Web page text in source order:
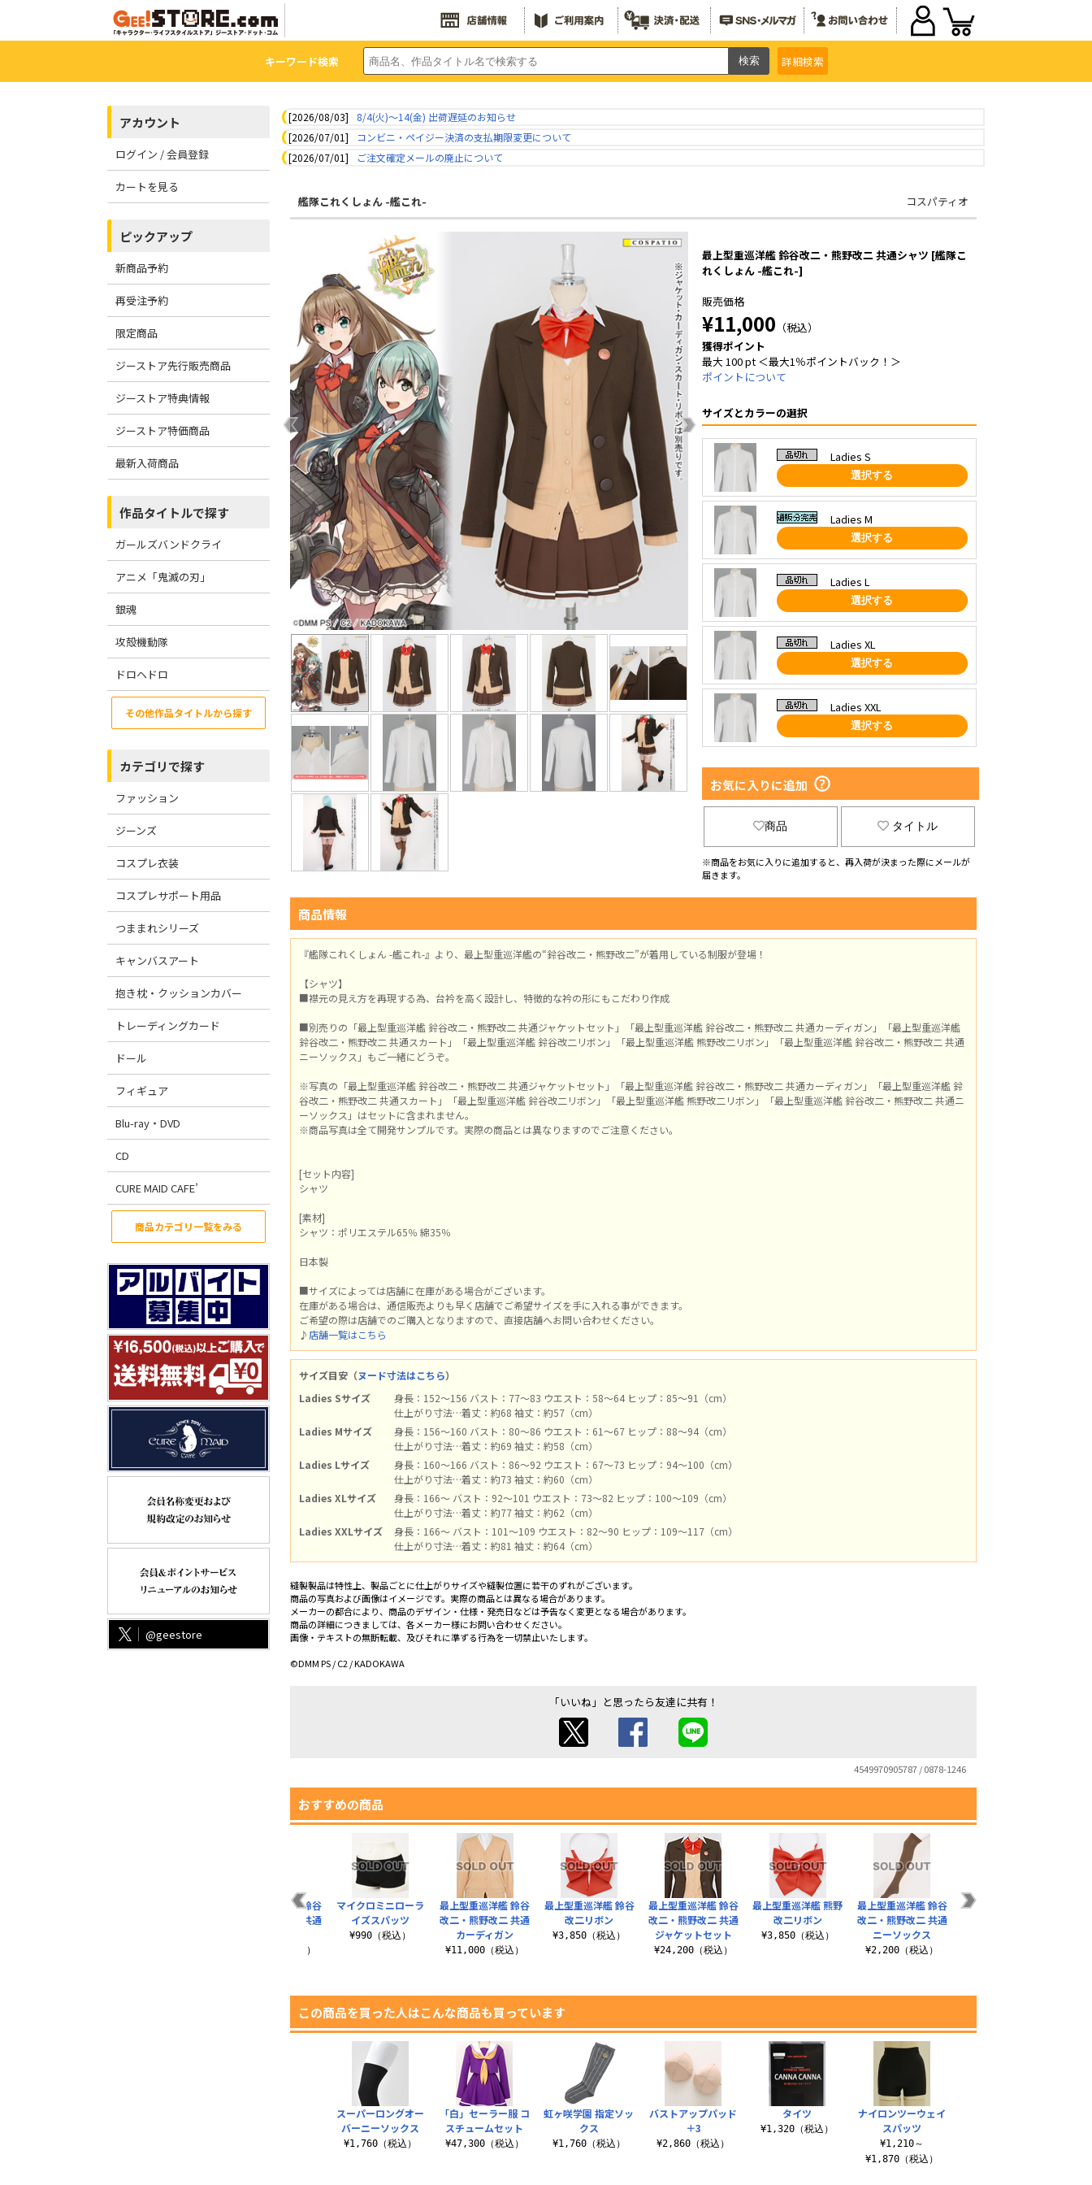
キーワード検索 詳細検索
アカウント
ログイン / 会員登録
カートを見る
ピックアップ
新商品予約
再受注予約
限定商品
ジーストア先行販売商品
ジーストア特典情報
ジーストア特価商品
最新入荷商品
作品タイトルで探す
ガールズバンドクライ
アニメ「鬼滅の刃」
銀魂
攻殻機動隊
ドロヘドロ
その他作品タイトルから探す
カテゴリで探す
ファッション
ジーンズ
コスプレ衣装
コスプレサポート用品
つままれシリーズ
キャンバスアート
抱き枕・クッションカバー
トレーディングカード
ドール
フィギュア
Blu-ray・DVD
CD
CURE MAID CAFE’
商品カテゴリ一覧をみる
@geestore
[2026/08/03]
8/4(火)～14(金) 出荷遅延のお知らせ
[2026/07/01]
コンビニ・ペイジー決済の支払期限変更について
[2026/07/01]
ご注文確定メールの廃止について
艦隊これくしょん -艦これ- コスパティオ
最上型重巡洋艦 鈴谷改二・熊野改二 共通シャツ [艦隊こ
れくしょん -艦これ-]
販売価格
¥11,000 （税込）
獲得ポイント
最大 100 pt ＜最大1％ポイントバック！＞
ポイントについて
サイズとカラーの選択
Ladies S
選択する
Ladies M
選択する
Ladies L
選択する
Ladies XL
選択する
Ladies XXL
選択する
お気に入りに追加
商品 タイトル
※商品をお気に入りに追加すると、再入荷が決まった際にメールが
届きます。
商品情報
『艦隊これくしょん -艦これ-』より、最上型重巡洋艦の“鈴谷改二・熊野改二”が着用している制服が登場！
【シャツ】
■襟元の見え方を再現する為、台衿を高く設計し、特徴的な衿の形にもこだわり作成
■別売りの「最上型重巡洋艦 鈴谷改二・熊野改二 共通ジャケットセット」「最上型重巡洋艦 鈴谷改二・熊野改二 共通カーディガン」「最上型重巡洋艦
鈴谷改二・熊野改二 共通スカート」「最上型重巡洋艦 鈴谷改二リボン」「最上型重巡洋艦 熊野改二リボン」「最上型重巡洋艦 鈴谷改二・熊野改二 共通
ニーソックス」もご一緒にどうぞ。
※写真の「最上型重巡洋艦 鈴谷改二・熊野改二 共通ジャケットセット」「最上型重巡洋艦 鈴谷改二・熊野改二 共通カーディガン」「最上型重巡洋艦 鈴
谷改二・熊野改二 共通スカート」「最上型重巡洋艦 鈴谷改二リボン」「最上型重巡洋艦 熊野改二リボン」「最上型重巡洋艦 鈴谷改二・熊野改二 共通ニ
ーソックス」はセットに含まれません。
※商品写真は全て開発サンプルです。実際の商品とは異なりますのでご注意ください。
[セット内容]
シャツ
[素材]
シャツ：ポリエステル65％ 綿35％
日本製
■サイズによっては店舗に在庫がある場合がございます。
在庫がある場合は、通信販売よりも早く店舗でご希望サイズを手に入れる事ができます。
ご希望の際は店舗でのご購入となりますので、直接店舗へお問い合わせください。
♪ 店舗一覧はこちら
サイズ目安（ヌード寸法はこちら）
Ladies Sサイズ
身長：152～156 バスト：77～83 ウエスト：58～64 ヒップ：85～91（cm）
仕上がり寸法…着丈：約68 袖丈：約57（cm）
Ladies Mサイズ
身長：156～160 バスト：80～86 ウエスト：61～67 ヒップ：88～94（cm）
仕上がり寸法…着丈：約69 袖丈：約58（cm）
Ladies Lサイズ
身長：160～166 バスト：86～92 ウエスト：67～73 ヒップ：94～100（cm）
仕上がり寸法…着丈：約73 袖丈：約60（cm）
Ladies XLサイズ
身長：166～ バスト：92～101 ウエスト：73～82 ヒップ：100～109（cm）
仕上がり寸法…着丈：約77 袖丈：約62（cm）
Ladies XXLサイズ
身長：166～ バスト：101～109 ウエスト：82～90 ヒップ：109～117（cm）
仕上がり寸法…着丈：約81 袖丈：約64（cm）
縫製製品は特性上、製品ごとに仕上がりサイズや縫製位置に若干のずれがございます。
商品の写真および画像はイメージです。実際の商品とは異なる場合があります。
メーカーの都合により、商品のデザイン・仕様・発売日などは予告なく変更となる場合があります。
商品の詳細につきましては、各メーカー様にお問い合わせください。
画像・テキストの無断転載、及びそれに準ずる行為を一切禁止いたします。
©DMM PS / C2 / KADOKAWA
「いいね」と思ったら友達に共有！
4549970905787 / 0878-1246
おすすめの商品
最上型重巡洋艦 鈴谷
改二リボン
¥3,850（税込）
最上型重巡洋艦 鈴谷
改二・熊野改二 共通
ジャケットセット
¥24,200（税込）
最上型重巡洋艦 熊野
改二リボン
¥3,850（税込）
最上型重巡洋艦 鈴谷
改二・熊野改二 共通
ニーソックス
¥2,200（税込）
最上型重巡洋艦 鈴谷
改二・熊野改二 共通
¥14,300（税込）
マイクロミニローラ
イズスパッツ
¥990（税込）
最上型重巡洋艦 鈴谷
改二・熊野改二 共通
カーディガン
¥11,000（税込）
この商品を買った人はこんな商品も買っています
虹ヶ咲学園 指定ソッ
クス
¥1,760（税込）
バストアップパッド
＋3
¥2,860（税込）
タイツ
¥1,320（税込）
ナイロンツーウェイ
スパッツ
¥1,210～
¥1,870（税込）
スーパーロングオー
バーニーソックス
¥1,760（税込）
「白」セーラー服 コ
スチュームセット
¥47,300（税込）